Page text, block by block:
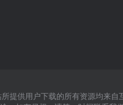
提供用户下载的所有资源均来自